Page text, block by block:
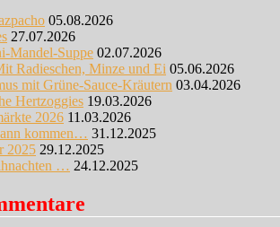
05.08.2026
27.07.2026
Mandel-Suppe 02.07.2026
Radieschen, Minze und Ei 05.06.2026
mit Grüne-Sauce-Kräutern 03.04.2026
Hertzoggies 19.03.2026
2026 11.03.2026
kommen… 31.12.2025
2025 29.12.2025
… 24.12.2025